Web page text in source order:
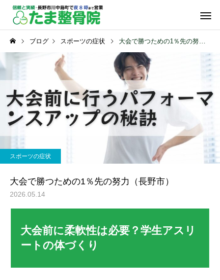
保険診療
交通事故の症状
交通事故の痛みは筋膜リリ
ースが有効です！（長野
市）
スポーツの症状
膝が外れた感じがした
険サイン！（長野市）
ブログ スポーツの症状 大会で勝つための1％先の努力（長野市）
スポーツの症状
大会で勝つための1％先の努力（長野市）
2026.05.14
大会前に柔軟性は必要？学生アスリ
ートの体づくり